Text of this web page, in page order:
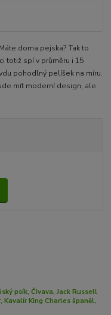
doma pejska? Tak to
totiž spí v průměru i 15
pohodlný pelíšek na míru.
mít moderní design, ale
psík, Čivava, Jack Russell
Kavalír King Charles španěl,